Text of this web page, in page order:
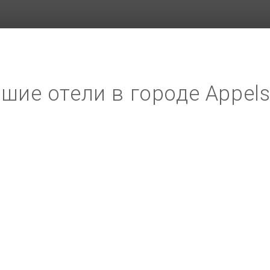
отели в городе